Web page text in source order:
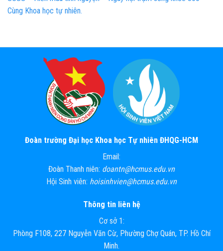
Cùng Khoa học tự nhiên.
Đoàn trường Đại học Khoa học Tự nhiên ĐHQG-HCM
Email:
Đoàn Thanh niên: doantn@hcmus.edu.vn
Hội Sinh viên: hoisinhvien@hcmus.edu.vn
Thông tin liên hệ
Cơ sở 1:
Phòng F108, 227 Nguyễn Văn Cừ, Phường Chợ Quán, TP. Hồ Chí
Minh.